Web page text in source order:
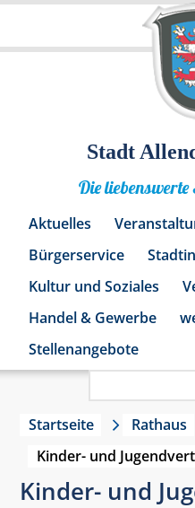
Stadt
Die
Aktuelles
Bürgerservice
Kultur und Soziales
Handel & Gewerbe
Stellenangebote
Startseite
Rathaus
Kinder- und
Kinder- und